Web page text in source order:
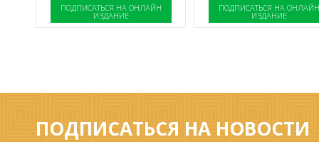
ПОДПИСАТЬСЯ НА ОНЛАЙН
ИЗДАНИЕ
ПОДПИСАТЬСЯ НА
ИЗДАНИЕ
ПОДПИСАТЬСЯ НА НОВОСТИ